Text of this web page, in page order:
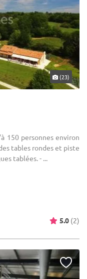
(23)
150 personnes environ
tables rondes et piste
tablées. - ...
5.0 (2)